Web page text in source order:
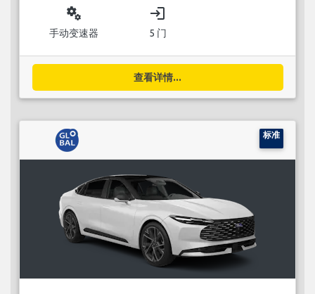
miscellaneous_services
手动变速器
login
5 门
查看详情...
标准